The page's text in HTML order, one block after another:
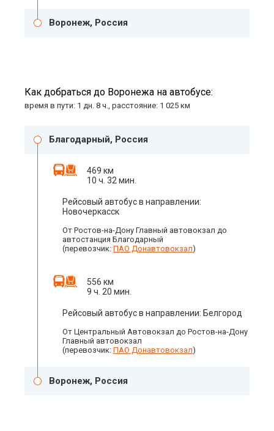
Воронеж, Россия
Как добраться до Воронежа на автобусе:
время в пути: 1 дн. 8 ч., расстояние: 1 025 км
Благодарный, Россия
469 км
10 ч. 32 мин.
Рейсовый автобус в направлении:
Новочеркасск
От Ростов-на-Дону Главный автовокзал до
автостанция Благодарный
(перевозчик: ПАО Донавтовокзал)
556 км
9 ч. 20 мин.
Рейсовый автобус в направлении: Белгород
От Центральный Автовокзал до Ростов-на-Дону
Главный автовокзал
(перевозчик: ПАО Донавтовокзал)
Воронеж, Россия